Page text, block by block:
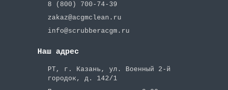
8 (800) 700-74-39
zakaz@acgmclean.ru
info@scrubberacgm.ru
Наш адрес
РТ, г. Казань, ул. Военный 2-й
городок, д. 142/1